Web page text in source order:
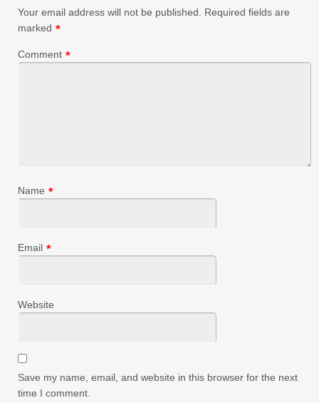
Your email address will not be published.
Required fields are
marked *
Comment *
Name *
Email *
Website
Save my name, email, and website in this browser for the next
time I comment.